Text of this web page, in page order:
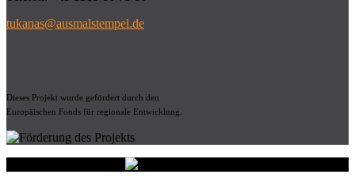
tukanas@ausmalstempel.de
Dieses Projekt wurde gefördert durch den
Europäischen Fonds für regionale Entwicklung.